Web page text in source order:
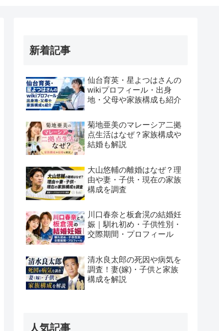
新着記事
仙台育英・星よつはさんの
wikiプロフィール・出身
地・父母や家族構成も紹介
菊地亜美のマレーシア二拠
点生活はなぜ？家族構成や
結婚も解説
大山悠輔の離婚はなぜ？理
由や妻・子供・現在の家族
構成を調査
川口春奈と板倉滉の結婚妊
娠｜馴れ初め・子供性別・
交際期間・プロフィール
清水良太郎の死因や病気を
調査！妻(嫁)・子供と家族
構成を解説
人気記事